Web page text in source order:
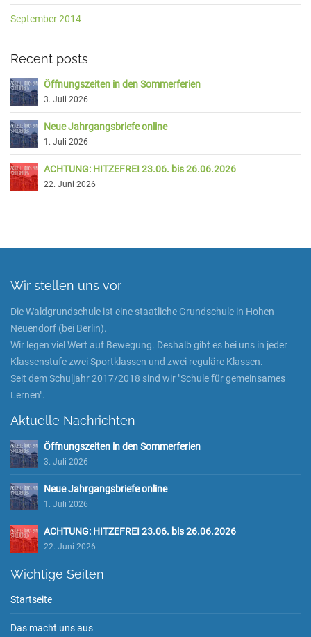
September 2014
Recent posts
Öffnungszeiten in den Sommerferien
3. Juli 2026
Neue Jahrgangsbriefe online
1. Juli 2026
ACHTUNG: HITZEFREI 23.06. bis 26.06.2026
22. Juni 2026
Wir stellen uns vor
Die Waldgrundschule ist eine staatliche Grundschule in Hohen
Neuendorf (bei Berlin).
Wir legen viel Wert auf Bewegung. Deshalb gibt es bei uns in jeder
Klassenstufe zwei Sportklassen und zwei reguläre Klassen.
Seit dem Schuljahr 2017/2018 sind wir "Schule für gemeinsames
Lernen".
Aktuelle Nachrichten
Öffnungszeiten in den Sommerferien
3. Juli 2026
Neue Jahrgangsbriefe online
1. Juli 2026
ACHTUNG: HITZEFREI 23.06. bis 26.06.2026
22. Juni 2026
Wichtige Seiten
Startseite
Das macht uns aus